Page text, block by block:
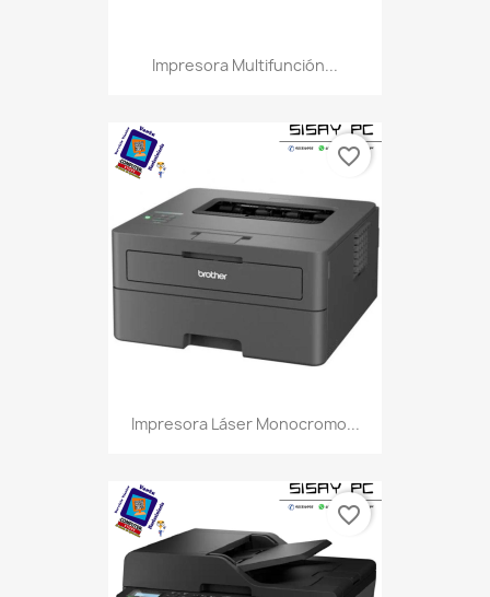
Impresora Multifunción...
Impresora Láser Monocromo...
favorite_border
favorite_border